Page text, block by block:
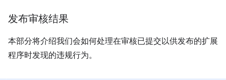
发布审核结果
本部分将介绍我们会如何处理在审核已提交以供发布的扩展
程序时发现的违规行为。